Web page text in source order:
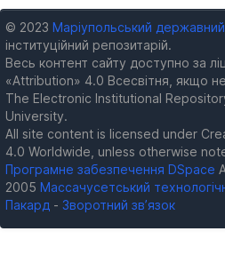
© 2023 Маріупольський
інституційний репозитарій.
Весь контент сайту доступно за
«Attribution» 4.0 Всесвітня, якщо
The Electronic Institutional
University.
All site content is licensed under
4.0 Worldwide, unless otherwise
Програмне забезпечення DSpace
2005 Массачусетський
Пакард - Зворотний зв’язок